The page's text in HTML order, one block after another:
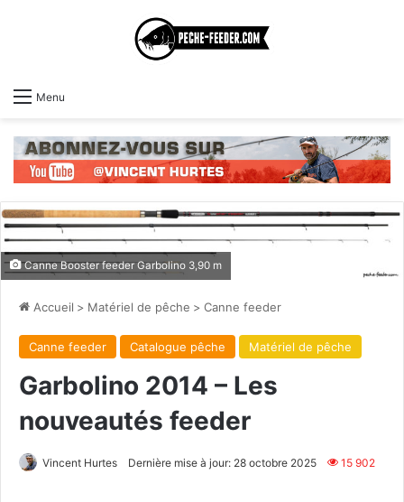
Menu
Canne Booster feeder Garbolino 3,90 m
Accueil > Matériel de pêche > Canne feeder
Canne feeder Catalogue pêche Matériel de pêche
Garbolino 2014 – Les
nouveautés feeder
Vincent Hurtes Dernière mise à jour: 28 octobre 2025 15 902